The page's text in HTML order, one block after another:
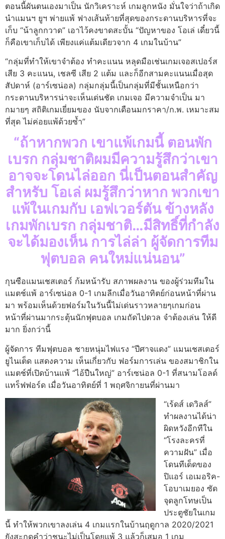
ตอนนี้ผันตนเองมาเป็น นักวิเคราะห์ เกมลูกหนัง มั่นใจว่าถ้าเกิด
นำแมนฯ ยูฯ พ่ายแพ้ ฟางเส้นท้ายที่สุดของกระดานบริหารที่จะ
เก็บ “น้าลูกกวาด” เอาไว้คงขาดสะบั้น “ปัญหาของ โอเล่ เดี๋ยวนี้
ก็คือเขาเก็บได้ เพียงแค่แต้มเดียวจาก 4 เกมในบ้าน”
“กลุ่มที่ทำให้เขาจำต้อง ทำคะแนน หลุดมือเช่นเกมเจอสเปอร์ส
เสีย 3 คะแนน, เชลซี เสีย 2 แต้ม และก็อีกสามคะแนนเมื่อสุด
สัปดาห์ (อาร์เซน่อล) กลุ่มกลุ่มนี้เป็นกลุ่มที่มีชั้นเหนือกว่า
กระดานบริหารน่าจะเห็นเด่นชัด เกมเจอ มีความจำเป็น มา
กมายๆ สถิติเกมเยี่ยมของ นับจากเดือนมกราคา/ก.พ. เหมาะสม
ที่สุด ไม่ค่อยแพ้ด้วยซ้ำ”
“ถ้าหากพวก เขาแพ้เกมนี้ ตอนพัก
เบรก กลุ่มชาติผมมีความรู้สึกว่าเขา
อาจจะโดนไล่ออก นี่เป็นตอนสำคัญ
สำหรับ โอเล่ ผมรู้สึกว่าหาก พวกเขา
แพ้ในเกมกับ เอฟเวอร์ตัน ข้างหลัง
เกมพักเบรก กลุ่มชาติ…มีสิทธิ์ที่กำลัง
จะได้มองเห็น การไล่ล่า ผู้จัดการทีม
ฟุตบอล คนใหม่แน่นอน”
กุนซือแมนเชสเตอร์ ก้มหน้ารับ สภาพผลงาน ของผู้ร่วมทีมใน
แมตช์แพ้ อาร์เซน่อล 0-1 เกมลีกเมื่อวันอาทิตย์ก่อนหน้าที่ผ่าน
มา พร้อมเห็นด้วยฟอร์มในวันนี้ไม่เด่นราวหลายๆเกมก่อน
หน้าที่ผ่านมากระตุ้นนักฟุตบอล เกมถัดไปดวล จำต้องเล่น ให้ดี
มาก ยิ่งกว่านี้
ผู้จัดการ ทีมฟุตบอล ชายหนุ่มไฟแรง “ปีศาจแดง” แมนเชสเตอร์
ยูไนเต็ด แสดงความ เห็นเกี่ยวกับ ฟอร์มการเล่น ของสมาชิกใน
แมตช์ที่เปิดบ้านแพ้ “ไอ้ปืนใหญ่” อาร์เซน่อล 0-1 ที่สนามโอลด์
แทร็ฟฟอร์ด เมื่อวันอาทิตย์ที่ 1 พฤศจิกายนที่ผ่านมา
“เร้ดส์ เดวิลส์”
ทำผลงานได้น่า
ผิดหวังอีกทีใน
“โรงละครที่
ความฝัน” เมื่อ
โดนทีเด็ดของ
ปิแอร์ เอเมอริค-
โอบาเมยอง ซัด
จุดลูกโทษเป็น
ประตูชัยในเกม
นี้ ทำให้พวกเขาลงเล่น 4 เกมแรกในบ้านฤดูกาล 2020/2021
ยังสะกดคำว่าชนะไม่เป็นโดยแพ้ 3 แล้วก็เสมอ 1 เกม